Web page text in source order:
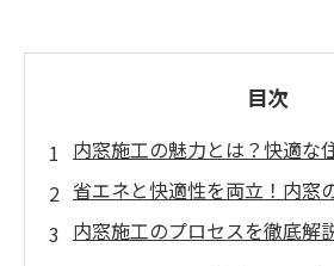
目次
内窓施工の魅力とは？快適な
省エネと快適性を両立！内窓
内窓施工のプロセスを徹底解